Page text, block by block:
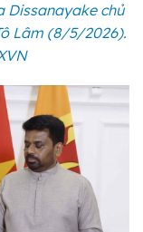
Dissanayake chủ
Lâm (8/5/2026).